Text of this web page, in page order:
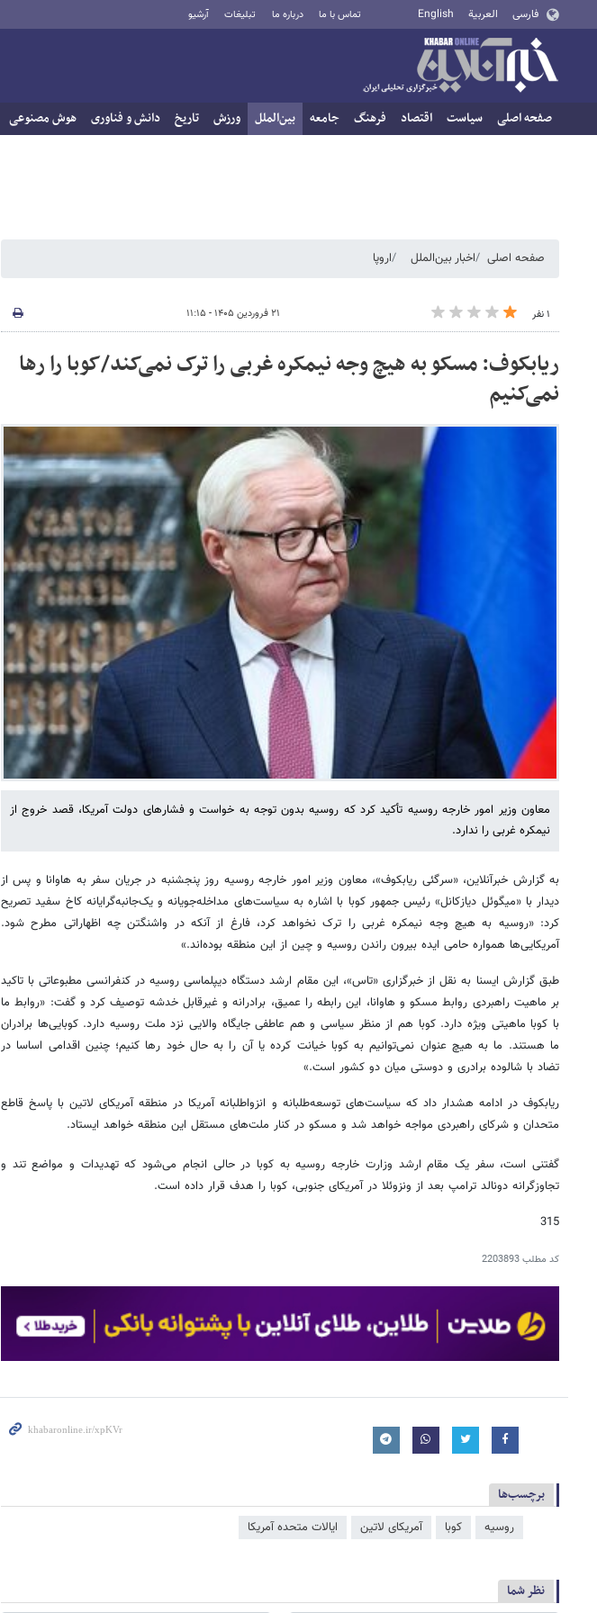
فارسی العربية English تماس با ما درباره ما تبلیغات آرشیو
صفحه اصلی سیاست اقتصاد فرهنگ جامعه بین‌الملل ورزش تاریخ دانش و فناوری هوش مصنوعی
صفحه اصلی اخبار بین‌الملل اروپا
۱ نفر ۲۱ فروردین ۱۴۰۵ - ۱۱:۱۵
ریابکوف: مسکو به هیچ وجه نیمکره غربی را ترک نمی‌کند/کوبا را رها
نمی‌کنیم
معاون وزیر امور خارجه روسیه تأکید کرد که روسیه بدون توجه به خواست و فشارهای دولت آمریکا، قصد خروج از
نیمکره غربی را ندارد.
به گزارش خبرآنلاین، «سرگئی ریابکوف»، معاون وزیر امور خارجه روسیه روز پنجشنبه در جریان سفر به هاوانا و پس از
دیدار با «میگوئل دیازکانل» رئیس جمهور کوبا با اشاره به سیاست‌های مداخله‌جویانه و یک‌جانبه‌گرایانه کاخ سفید تصریح
کرد: «روسیه به هیچ وجه نیمکره غربی را ترک نخواهد کرد، فارغ از آنکه در واشنگتن چه اظهاراتی مطرح شود.
آمریکایی‌ها همواره حامی ایده بیرون راندن روسیه و چین از این منطقه بوده‌اند.»
طبق گزارش ایسنا به نقل از خبرگزاری‌ «تاس»، این مقام ارشد دستگاه دیپلماسی روسیه در کنفرانسی مطبوعاتی با تاکید
بر ماهیت راهبردی روابط مسکو و هاوانا، این رابطه را عمیق، برادرانه و غیرقابل خدشه توصیف کرد و گفت: «روابط ما
با کوبا ماهیتی ویژه دارد. کوبا هم از منظر سیاسی و هم عاطفی جایگاه والایی نزد ملت روسیه دارد. کوبایی‌ها برادران
ما هستند. ما به هیچ عنوان نمی‌توانیم به کوبا خیانت کرده یا آن را به حال خود رها کنیم؛ چنین اقدامی اساسا در
تضاد با شالوده برادری و دوستی میان دو کشور است.»
ریابکوف در ادامه هشدار داد که سیاست‌های توسعه‌طلبانه و انزواطلبانه آمریکا در منطقه آمریکای لاتین با پاسخ قاطع
متحدان و شرکای راهبردی مواجه خواهد شد و مسکو در کنار ملت‌های مستقل این منطقه خواهد ایستاد.
گفتنی است، سفر یک مقام ارشد وزارت خارجه روسیه به کوبا در حالی انجام می‌شود که تهدیدات و مواضع تند و
تجاوزگرانه دونالد ترامپ بعد از ونزوئلا در آمریکای جنوبی، کوبا را هدف قرار داده است.
315
کد مطلب2203893
برچسب‌ها
روسیه کوبا آمریکای لاتین ایالات متحده آمریکا
نظر شما